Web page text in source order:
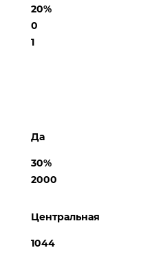
20%
0
1
Да
30%
2000
Центральная
1044